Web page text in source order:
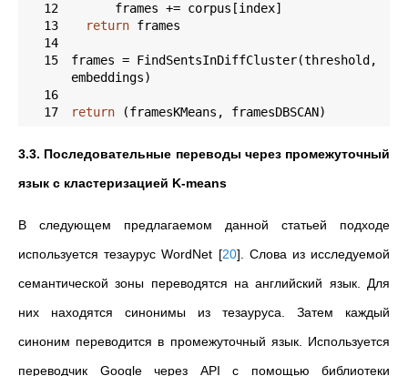
12
13
return
14
15
frames = FindSentsInDiffCluster(threshold,
16
17
return (framesKMeans, framesDBSCAN)
3.3. Последовательные переводы через промежуточный
язык с кластеризацией K-means
В следующем предлагаемом данной статьей подходе
используется тезаурус WordNet [20] . Слова из исследуемой
семантической зоны переводятся на английский язык. Для
них находятся синонимы из тезауруса. Затем каждый
синоним переводится в промежуточный язык. Используется
переводчик Google через API с помощью библиотеки